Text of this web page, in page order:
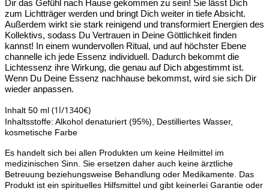
Dir das Gefühl nach Hause gekommen zu sein! Sie lässt Dich
zum Lichtträger werden und bringt Dich weiter in tiefe Absicht.
Außerdem wirkt sie stark reinigend und transformiert Energien des
Kollektivs, sodass Du Vertrauen in Deine Göttlichkeit finden
kannst! In einem wundervollen Ritual, und auf höchster Ebene
channelle ich jede Essenz individuell. Dadurch bekommt die
Lichtessenz ihre Wirkung, die genau auf Dich abgestimmt ist.
Wenn Du Deine Essenz nachhause bekommst, wird sie sich Dir
wieder anpassen.
Inhalt 50 ml (1l/1340€)
Inhaltsstoffe: Alkohol denaturiert (95%), Destilliertes Wasser,
kosmetische Farbe
Es handelt sich bei allen Produkten um keine Heilmittel im
medizinischen Sinn. Sie ersetzen daher auch keine ärztliche
Betreuung beziehungsweise Behandlung oder Medikamente. Das
Produkt ist ein spirituelles Hilfsmittel und gibt keinerlei Garantie oder